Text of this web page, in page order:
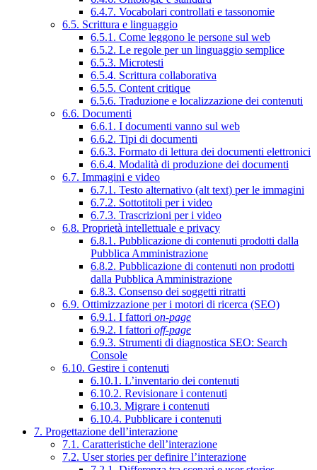
6.4.7. Vocabolari controllati e tassonomie
6.5. Scrittura e linguaggio
6.5.1. Come leggono le persone sul web
6.5.2. Le regole per un linguaggio semplice
6.5.3. Microtesti
6.5.4. Scrittura collaborativa
6.5.5. Content critique
6.5.6. Traduzione e localizzazione dei contenuti
6.6. Documenti
6.6.1. I documenti vanno sul web
6.6.2. Tipi di documenti
6.6.3. Formato di lettura dei documenti elettronici
6.6.4. Modalità di produzione dei documenti
6.7. Immagini e video
6.7.1. Testo alternativo (alt text) per le immagini
6.7.2. Sottotitoli per i video
6.7.3. Trascrizioni per i video
6.8. Proprietà intellettuale e privacy
6.8.1. Pubblicazione di contenuti prodotti dalla
Pubblica Amministrazione
6.8.2. Pubblicazione di contenuti non prodotti
dalla Pubblica Amministrazione
6.8.3. Consenso dei soggetti ritratti
6.9. Ottimizzazione per i motori di ricerca (SEO)
6.9.1. I fattori on-page
6.9.2. I fattori off-page
6.9.3. Strumenti di diagnostica SEO: Search
Console
6.10. Gestire i contenuti
6.10.1. L’inventario dei contenuti
6.10.2. Revisionare i contenuti
6.10.3. Migrare i contenuti
6.10.4. Pubblicare i contenuti
7. Progettazione dell’interazione
7.1. Caratteristiche dell’interazione
7.2. User stories per definire l’interazione